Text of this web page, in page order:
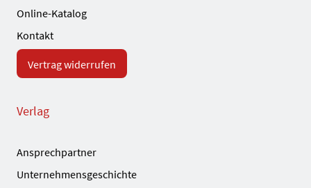
Online-Katalog
Kontakt
Vertrag widerrufen
Verlag
Ansprechpartner
Unternehmensgeschichte